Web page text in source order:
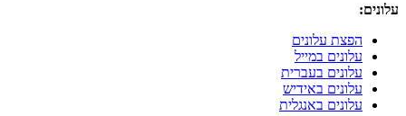
עלונים:
הפצת עלונים
עלונים במייל
עלונים בעברית
עלונים באידיש
עלונים באנגלית